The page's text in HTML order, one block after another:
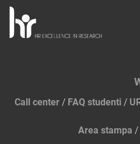
Call center / FAQ studenti /
Area stampa /